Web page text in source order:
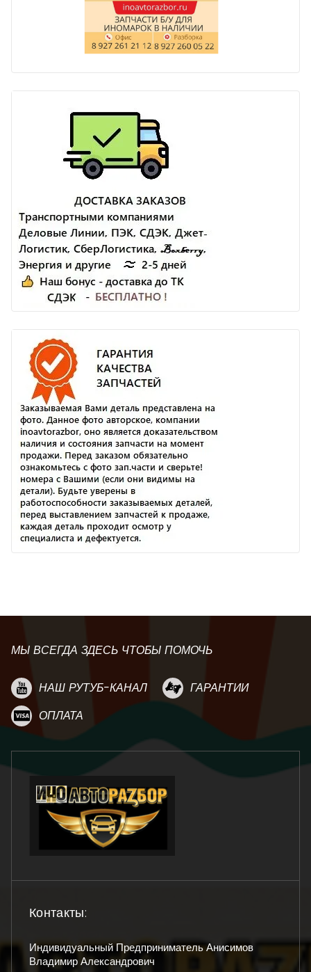
МЫ ВСЕГДА ЗДЕСЬ ЧТОБЫ ПОМОЧЬ
НАШ РУТУБ-КАНАЛ
ГАРАНТИИ
ОПЛАТА
Контакты:
Индивидуальный Предприниматель Анисимов
Владимир Александрович